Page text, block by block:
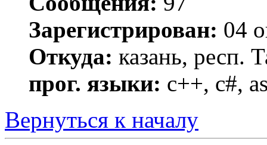
Зарегистрирован: 04
Откуда: казань, респ.
прог. языки: c++, c#,
Вернуться к началу